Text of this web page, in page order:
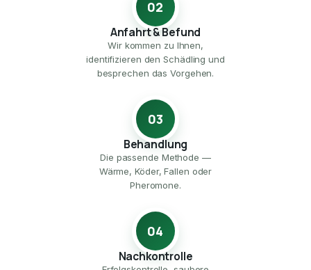
02
Anfahrt & Befund
Wir kommen zu Ihnen,
identifizieren den Schädling und
besprechen das Vorgehen.
03
Behandlung
Die passende Methode —
Wärme, Köder, Fallen oder
Pheromone.
04
Nachkontrolle